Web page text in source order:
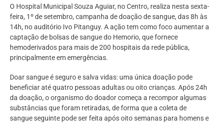
O Hospital Municipal Souza Aguiar, no Centro, realiza nesta sexta-
feira, 1º de setembro, campanha de doação de sangue, das 8h às
14h, no auditório Ivo Pitanguy. A ação tem como foco aumentar a
captação de bolsas de sangue do Hemorio, que fornece
hemoderivados para mais de 200 hospitais da rede pública,
principalmente em emergências.
Doar sangue é seguro e salva vidas: uma única doação pode
beneficiar até quatro pessoas adultas ou oito crianças. Após 24h
da doação, o organismo do doador começa a recompor algumas
substâncias que foram retiradas, de forma que a coleta de
sangue seguinte pode ser feita após oito semanas para homens e